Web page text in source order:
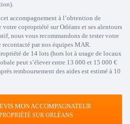
accompagnement à l’obtention de
copropriété sur Orléans et ses alentours
nous vous recommandons de tester votre
par nos équipes MAR.
de 14 lots (hors lot à usage de locaux
peut s’élever entre 13 000 et 15 000 €
remboursement des aides est estimé à 10
MON ACCOMPAGNATEUR
SUR ORLÉANS